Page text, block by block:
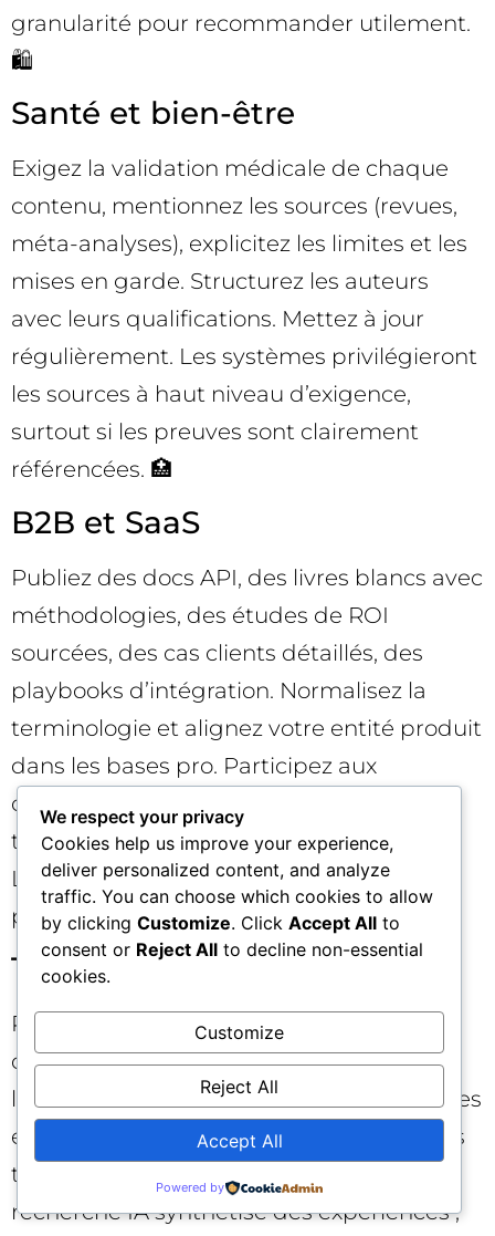
granularité pour recommander utilement.
🛍️
Santé et bien-être
Exigez la validation médicale de chaque
contenu, mentionnez les sources (revues,
méta-analyses), explicitez les limites et les
mises en garde. Structurez les auteurs
avec leurs qualifications. Mettez à jour
régulièrement. Les systèmes privilégieront
les sources à haut niveau d’exigence,
surtout si les preuves sont clairement
référencées. 🏥
B2B et SaaS
Publiez des docs API, des livres blancs avec
méthodologies, des études de ROI
sourcées, des cas clients détaillés, des
playbooks d’intégration. Normalisez la
terminologie et alignez votre entité produit
dans les bases pro. Participez aux
communautés d’experts (GitHub, forums
techniques) avec des réponses de fond.
L’IA cite volontiers ce qui résout des
problèmes concrets. 💼
Tourisme et loisirs
Proposez des itinéraires modulaires, des
comparatifs saisonniers, des contraintes
logistiques (transports, horaires), des cartes
et données en temps réel. Encouragez les
témoignages et guides locaux. La
recherche IA synthétise des expériences ;
We respect your privacy
Cookies help us improve your experience,
deliver personalized content, and analyze
traffic. You can choose which cookies to allow
by clicking Customize. Click Accept All to
consent or Reject All to decline non-essential
cookies.
Customize
Reject All
Accept All
Powered by